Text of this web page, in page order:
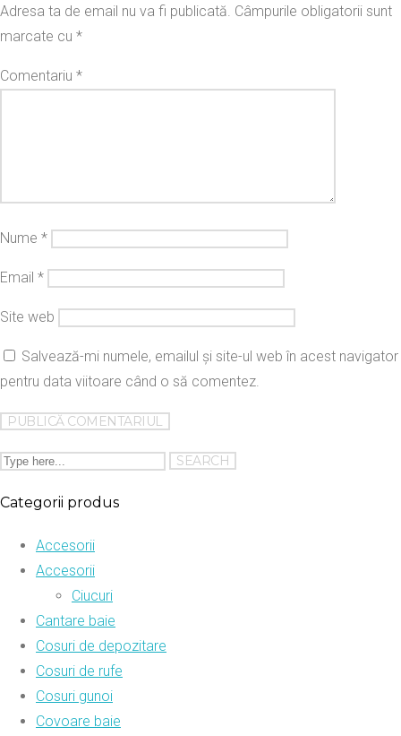
Adresa ta de email nu va fi publicată. Câmpurile obligatorii sunt
marcate cu *
Comentariu *
Nume *
Email *
Site web
Salvează-mi numele, emailul și site-ul web în acest navigator
pentru data viitoare când o să comentez.
Categorii produs
Accesorii
Accesorii
Ciucuri
Cantare baie
Cosuri de depozitare
Cosuri de rufe
Cosuri gunoi
Covoare baie